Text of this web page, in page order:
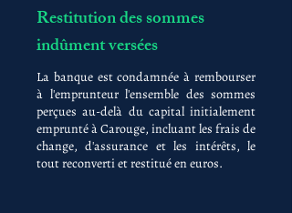
Restitution des sommes
indûment versées
La banque est condamnée à rembourser
à l'emprunteur l'ensemble des sommes
perçues au-delà du capital initialement
emprunté à Carouge, incluant les frais de
change, d'assurance et les intérêts, le
tout reconverti et restitué en euros.